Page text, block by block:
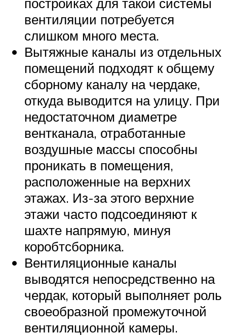
вентиляции потребуется
слишком много места.
Вытяжные каналы из отдельных
помещений подходят к общему
сборному каналу на чердаке,
откуда выводится на улицу. При
недостаточном диаметре
вентканала, отработанные
воздушные массы способны
проникать в помещения,
расположенные на верхних
этажах. Из-за этого верхние
этажи часто подсоединяют к
шахте напрямую, минуя
коробтсборника.
Вентиляционные каналы
выводятся непосредственно на
чердак, который выполняет роль
своеобразной промежуточной
вентиляционной камеры.